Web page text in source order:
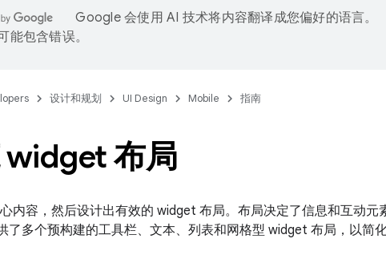
Google 会使用 AI 技术将内容翻译成您偏好的语言。
能包含错误。
设计和规划 UI Design Mobile 指南
widget 布局
内容，然后设计出有效的 widget 布局。布局决定了信息和互动元
了多个预构建的工具栏、文本、列表和网格型 widget 布局，以简化